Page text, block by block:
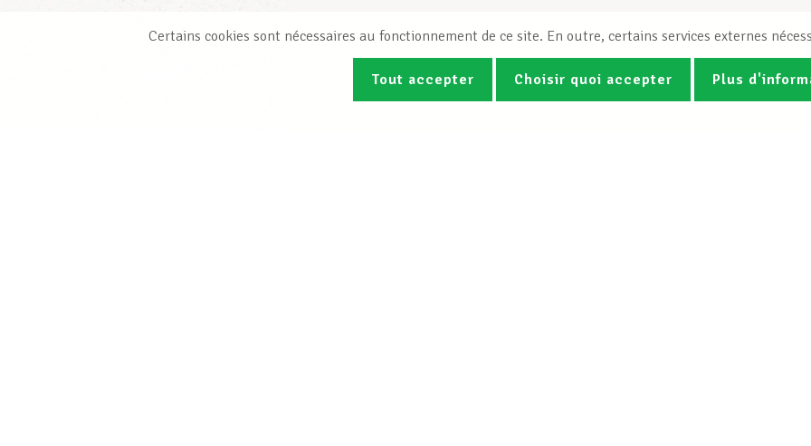
Certains cookies sont nécessaires au fonctionnement de ce site. En outre, certains services externes
Tout accepter Choisir quoi accepter Plus